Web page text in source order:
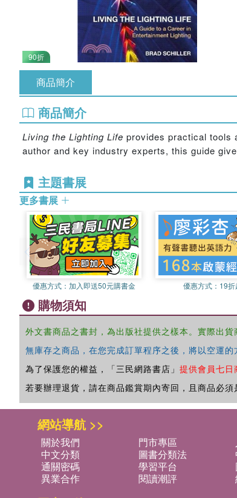
90折
商品簡介
商品簡介
Living the Lighting Life provides practical tools
author and key industry experts, this guide
主題書展
更多書展
優惠方式： 加入即送50元購書金 優惠方式： 19折
購物須知
外文書商品之書封，為出版社提供之樣本。實際出
無庫存之商品，在您完成訂單程序之後，將以空運
為了保護您的權益，「三民網路書店」 提供會員七日
若要辦理退貨，請在商品鑑賞期內寄回，且商品必
網站導航 >>
關於我們 門市專區
中文分類
圖書分類法
通關密碼
學習平台
異業合作
閱讀潮評